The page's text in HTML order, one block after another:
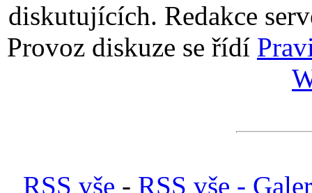
diskutujících. Redakce
Provoz diskuze se řídí
RSS vše - RSS vše -